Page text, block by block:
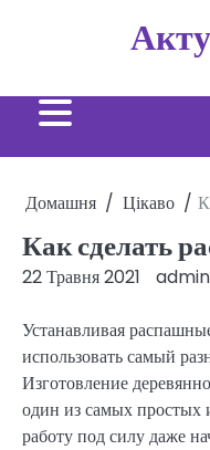
Домашня Цікаво
Как сделать
22 Травня 2021 admin
Устанавливая
использовать самый
Изготовление
один из самых простых
работу под силу даже